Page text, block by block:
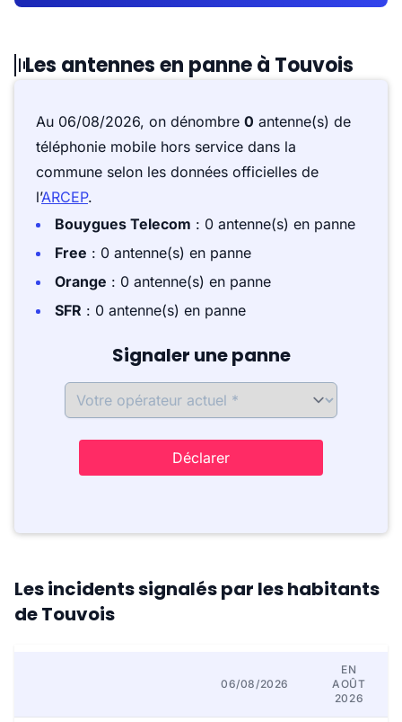
Les antennes en panne à Touvois
Au 06/08/2026, on dénombre 0 antenne(s) de
téléphonie mobile hors service dans la
commune selon les données officielles de
l’ARCEP.
Bouygues Telecom : 0 antenne(s) en panne
Free : 0 antenne(s) en panne
Orange : 0 antenne(s) en panne
SFR : 0 antenne(s) en panne
Signaler une panne
Déclarer
Les incidents signalés par les habitants
de Touvois
06/08/2026
EN
AOÛT
2026